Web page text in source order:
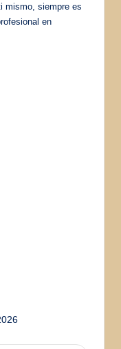
mismo, siempre es
en